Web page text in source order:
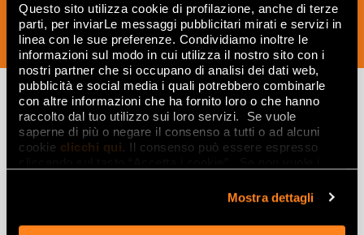
Questo sito utilizza cookie di profilazione, anche di terze
parti, per inviarLe messaggi pubblicitari mirati e servizi in
linea con le sue preferenze. Condividiamo inoltre le
informazioni sul modo in cui utilizza il nostro sito con i
nostri partner che si occupano di analisi dei dati web,
pubblicità e social media i quali potrebbero combinarle
con altre informazioni che ha fornito loro o che hanno
raccolto dal tuo utilizzo sui loro servizi. Se vuole
saperne di più o negare il consenso a tutti o ad alcuni
cookie clicchi qui. Il consenso può essere espresso
Mostra dettagli
SOUSCRIVEZ MAINTENANT
Lasciati
ispirare
ed effetti